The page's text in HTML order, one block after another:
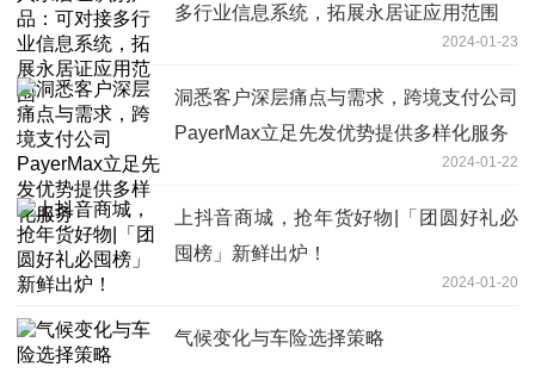
多行业信息系统，拓展永居证应用范围
2024-01-23
洞悉客户深层痛点与需求，跨境支付公司
PayerMax立足先发优势提供多样化服务
2024-01-22
上抖音商城，抢年货好物|「团圆好礼必
囤榜」新鲜出炉！
2024-01-20
气候变化与车险选择策略